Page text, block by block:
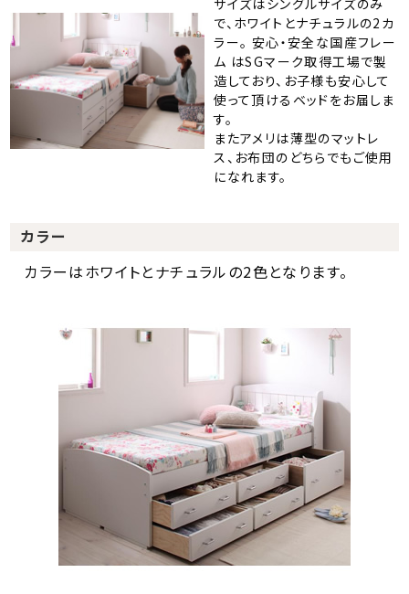
サイズはシングルサイズのみ
で、ホワイトとナチュラルの2カ
ラー。 安心・安全な国産フレー
ム はSGマーク取得工場で製
造しており、お子様も安心して
使って頂けるベッドをお届しま
す。
またアメリは薄型のマットレ
ス、お布団のどちらでもご使用
になれます。
カラー
カラーはホワイトとナチュラルの2色となります。